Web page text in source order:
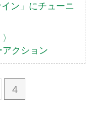
ン」にチューニ
クション
4